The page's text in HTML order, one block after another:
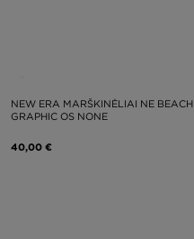
NEW ERA MARŠKINĖLIAI NE BEACH
GRAPHIC OS NONE
40,00 €